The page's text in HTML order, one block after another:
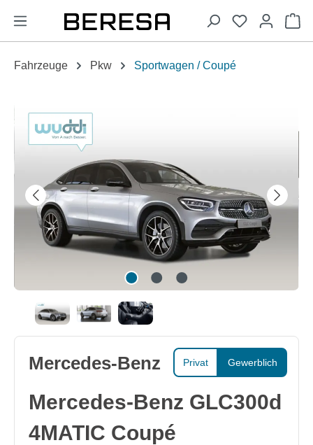
springen
Fahrzeuge Pkw Sportwagen / Coupé
Bildergalerie überspringen
Privat Gewerblich
Mercedes-Benz
Mercedes-Benz GLC300d
4MATIC Coupé